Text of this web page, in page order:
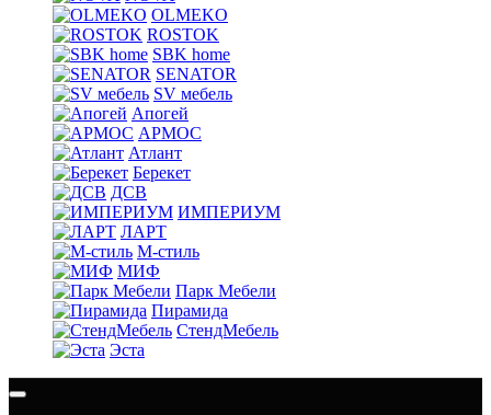
OLMEKO
ROSTOK
SBK home
SENATOR
SV мебель
Апогей
АРМОС
Атлант
Берекет
ДСВ
ИМПЕРИУМ
ЛАРТ
М-стиль
МИФ
Парк Мебели
Пирамида
СтендМебель
Эста